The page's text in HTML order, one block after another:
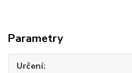
Parametry
Určení